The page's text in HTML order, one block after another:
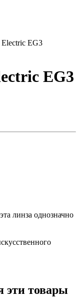
EG3
EG3
линза однозначно
эти товары